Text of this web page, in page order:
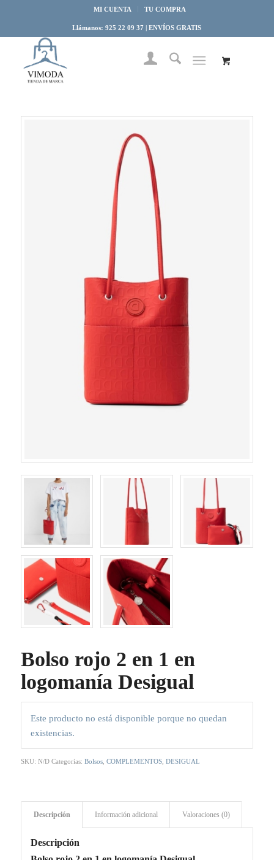
MI CUENTA TU COMPRA
Llámanos: 925 22 09 37 | ENVÍOS GRATIS
Bolso rojo 2 en 1 en
logomanía Desigual
Este producto no está disponible porque no quedan
existencias.
SKU: N/D Categorías: Bolsos, COMPLEMENTOS, DESIGUAL
Descripción Información adicional Valoraciones (0)
Descripción